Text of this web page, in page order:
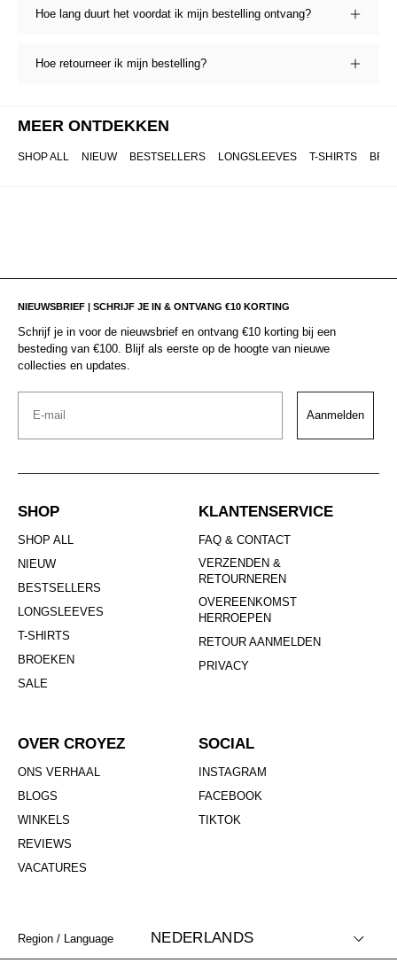
Hoe lang duurt het voordat ik mijn bestelling ontvang?
Hoe retourneer ik mijn bestelling?
MEER ONTDEKKEN
SHOP ALL NIEUW BESTSELLERS LONGSLEEVES T-SHIRTS
NIEUWSBRIEF | SCHRIJF JE IN & ONTVANG €10 KORTING
Schrijf je in voor de nieuwsbrief en ontvang €10 korting bij een
besteding van €100. Blijf als eerste op de hoogte van nieuwe
collecties en updates.
Email
Aanmelden
SHOP
SHOP ALL
NIEUW
BESTSELLERS
LONGSLEEVES
T-SHIRTS
BROEKEN
SALE
KLANTENSERVICE
FAQ & CONTACT
VERZENDEN &
RETOURNEREN
OVEREENKOMST
HERROEPEN
RETOUR AANMELDEN
PRIVACY
OVER CROYEZ
ONS VERHAAL
BLOGS
WINKELS
REVIEWS
VACATURES
SOCIAL
INSTAGRAM
FACEBOOK
TIKTOK
Region / Language NEDERLANDS